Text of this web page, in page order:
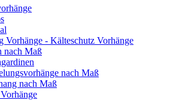
Vorhänge - Kälteschutz Vorhänge
nach Maß
nach Maß
nach Maß